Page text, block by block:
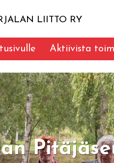
LIITTO RY
Aktiivista